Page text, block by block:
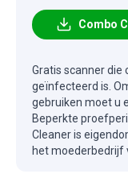
Combo
Gratis scanner
geïnfecteerd is.
gebruiken moet u
Beperkte
Cleaner is
het moederbedrijf